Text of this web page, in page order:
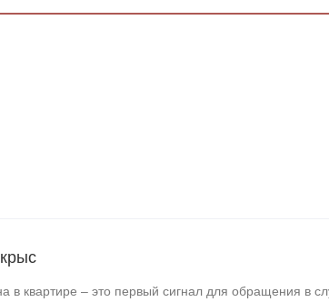
в квартире – это первый сигнал для обращения в